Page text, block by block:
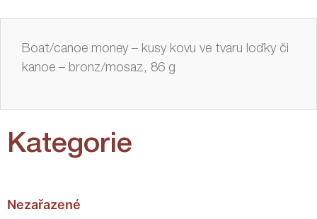
Kategorie
Nezařazené
Boat/canoe money – kusy kovu ve tvaru loďky či
kanoe – bronz/mosaz, 86 g